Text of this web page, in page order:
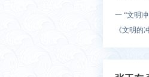
一 “文明
《文明的